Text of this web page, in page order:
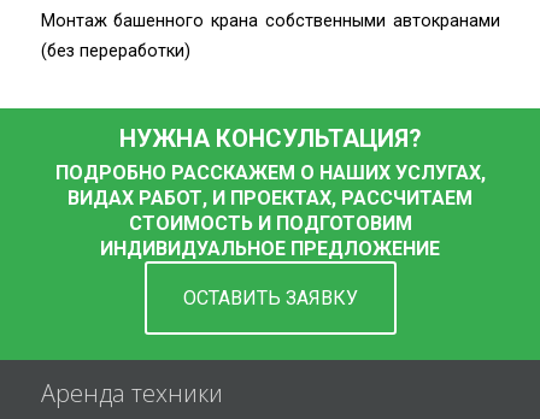
Монтаж башенного крана собственными автокранами
(без переработки)
НУЖНА КОНСУЛЬТАЦИЯ?
ПОДРОБНО РАССКАЖЕМ О НАШИХ УСЛУГАХ,
ВИДАХ РАБОТ, И ПРОЕКТАХ, РАССЧИТАЕМ
СТОИМОСТЬ И ПОДГОТОВИМ
ИНДИВИДУАЛЬНОЕ ПРЕДЛОЖЕНИЕ
ОСТАВИТЬ ЗАЯВКУ
Аренда техники